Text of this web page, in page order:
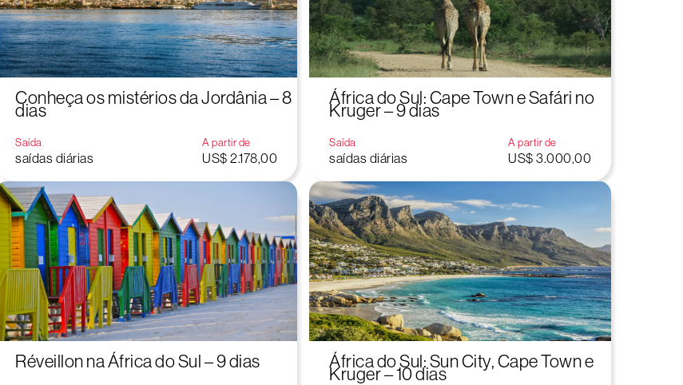
Conheça os mistérios da Jordânia – 8
dias
Saída
saídas diárias
A partir de
US$ 2.178,00
África do Sul: Cape Town e Safári no
Kruger – 9 dias
Saída
saídas diárias
A partir de
US$ 3.000,00
Réveillon na África do Sul – 9 dias África do Sul: Sun City, Cape Town e
Kruger – 10 dias